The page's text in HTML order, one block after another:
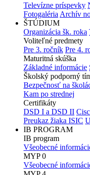
Televízne príspevky
Fotogaléria Archív
ŠTÚDIUM
Organizácia šk. roka
Voliteľné predmety
Pre 3. ročník Pre 4.
Maturitná skúška
Základné informácie
Školský podporný
Bezpečnosť na
Kam po strednej
Certifikáty
DSD I a DSD II
Preukaz žiaka ISIC
IB PROGRAM
IB program
Všeobecné
MYP 0
Všeobecné